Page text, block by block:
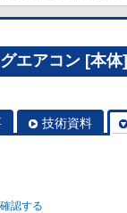
エアコン [本
技術資料
認する